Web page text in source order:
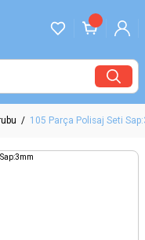
105 Parça Polisaj Seti